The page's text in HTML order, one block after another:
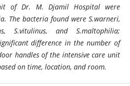
of Dr. M. Djamil Hospital were
The bacteria found were S.warneri,
S.vitulinus, and S.maltophilia;
difference in the number of
handles of the intensive care unit
on time, location, and room.